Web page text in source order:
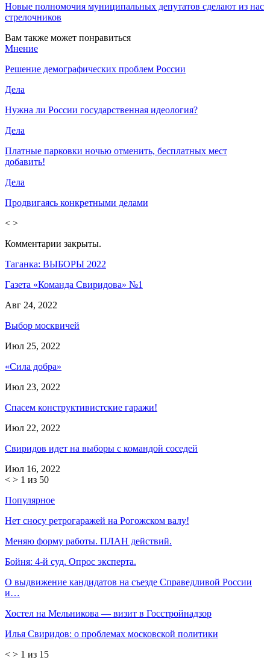
Новые полномочия муниципальных депутатов сделают из нас
стрелочников
Вам также может понравиться
Мнение
Решение демографических проблем России
Дела
Нужна ли России государственная идеология?
Дела
Платные парковки ночью отменить, бесплатных мест
добавить!
Дела
Продвигаясь конкретными делами
< >
Комментарии закрыты.
Таганка: ВЫБОРЫ 2022
Газета «Команда Свиридова» №1
Авг 24, 2022
Выбор москвичей
Июл 25, 2022
«Сила добра»
Июл 23, 2022
Спасем конструктивистские гаражи!
Июл 22, 2022
Свиридов идет на выборы с командой соседей
Июл 16, 2022
< > 1 из 50
Популярное
Нет сносу ретрогаражей на Рогожском валу!
Меняю форму работы. ПЛАН действий.
Бойня: 4-й суд. Опрос эксперта.
О выдвижение кандидатов на съезде Справедливой России
и…
Хостел на Мельникова — визит в Госстройнадзор
Илья Свиридов: о проблемах московской политики
< > 1 из 15